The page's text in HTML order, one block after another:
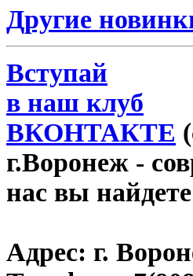
Другие
Вступай
в наш клуб
ВКОНТАКТЕ
г.Воронеж -
нас вы
Адрес: г.